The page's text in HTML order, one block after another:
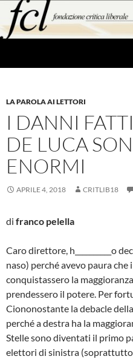
contenuto
LA PAROLA AI LETTORI
I DANNI
DE LUCA
ENORMI
APRILE 4, 2018 CRITLIB18
di franco pelella
Caro direttore, h__________o
naso) perché avevo paura che
conquistassero la
prendessero il potere. Per
Ciononostante la debacle
perché a destra ha la
Stelle sono diventati il primo
elettori di sinistra (soprattutto